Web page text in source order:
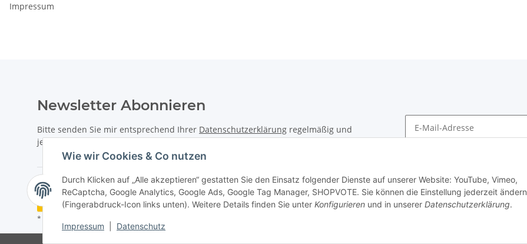
Wie wir Cookies & Co nutzen
Durch Klicken auf „Alle akzeptieren“ gestatten Sie den Einsatz folgender Dienste auf unserer Website: YouTube, Vimeo,
ReCaptcha, Google Analytics, Google Ads, Google Tag Manager, SHOPVOTE. Sie können die Einstellung jederzeit ändern
(Fingerabdruck-Icon links unten). Weitere Details finden Sie unter Konfigurieren und in unserer Datenschutzerklärung.
Impressum Datenschutz
Impressum
Newsletter Abonnieren
Bitte senden Sie mir entsprechend Ihrer Datenschutzerklärung regelmäßig und
jederzeit widerruflich Informationen zu Ihrem Produktsortiment per E-Mail zu.
Vertrag widerrufen
* Alle Preise inkl. gesetzlicher USt., zzgl.